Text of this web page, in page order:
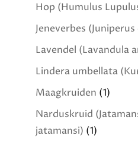
Hop (Humulus
Jeneverbes
Lavendel (Lavandula
Lindera umbellata
Maagkruiden (1)
Narduskruid
jatamansi) (1)